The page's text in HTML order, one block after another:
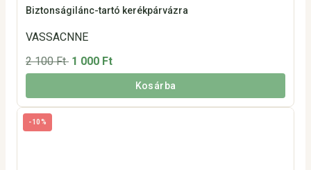
Biztonságilánc-tartó kerékpárvázra
VASSACNNE
2 100 Ft 1 000 Ft
Kosárba
-10%